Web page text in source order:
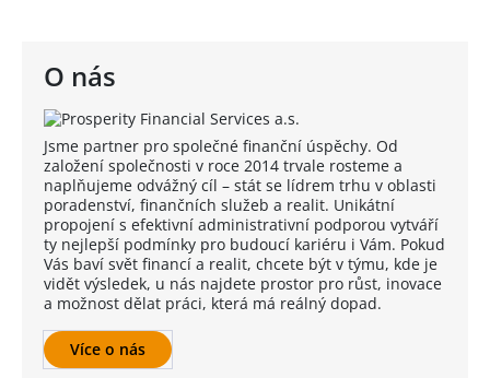
O nás
Jsme partner pro společné finanční úspěchy. Od
založení společnosti v roce 2014 trvale rosteme a
naplňujeme odvážný cíl – stát se lídrem trhu v oblasti
poradenství, finančních služeb a realit. Unikátní
propojení s efektivní administrativní podporou vytváří
ty nejlepší podmínky pro budoucí kariéru i Vám. Pokud
Vás baví svět financí a realit, chcete být v týmu, kde je
vidět výsledek, u nás najdete prostor pro růst, inovace
a možnost dělat práci, která má reálný dopad.
Více o nás